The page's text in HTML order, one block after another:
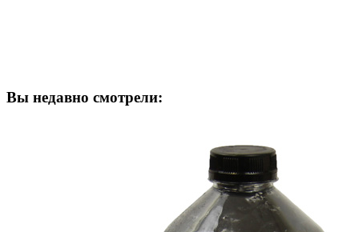
Вы недавно смотрели: